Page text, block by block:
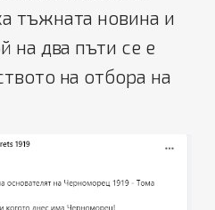
тъжната новина и
на два пъти се е
на отбора на